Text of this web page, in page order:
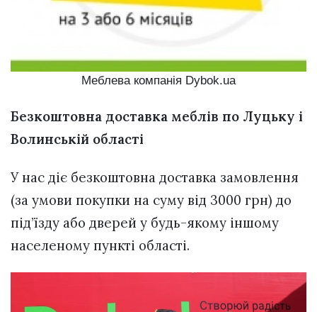
Меблева компанія Dybok.ua
Безкоштовна доставка меблів по Луцьку і
Волинській області
У нас діє безкоштовна доставка замовлення
(за умови покупки на суму від 3000 грн) до
під’їзду або дверей у будь-якому іншому
населеному пункті області.